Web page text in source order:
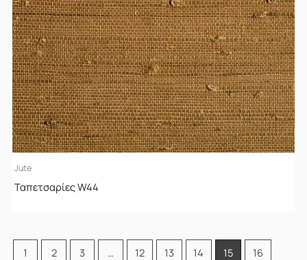
Jute
Ταπετσαρίες W44
1 2 3 … 12 13 14 15 16